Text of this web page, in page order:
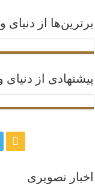
برترین‌ها از دنیای
پیشنهادی از
اخبار تصویری